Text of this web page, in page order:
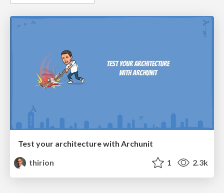
Test your architecture with Archunit
thirion
1 2.3k